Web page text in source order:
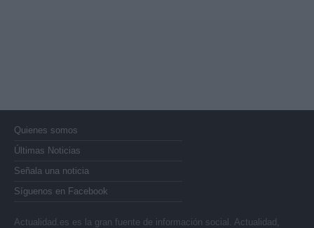
Quienes somos
Últimas Noticias
Señala una noticia
Síguenos en Facebook
Actualidad.es es la gran fuente de información social. Actualidad,